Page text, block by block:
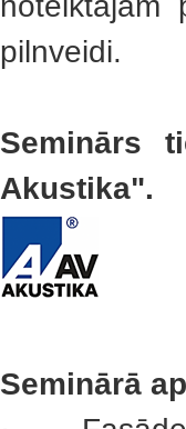
pilnveidi.
Seminārs
Akustika".
Seminārā